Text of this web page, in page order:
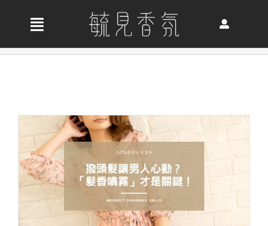
收
合
列
最新消息
香氛產品